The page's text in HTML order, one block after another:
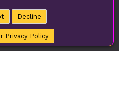
Decline
Privacy Policy
US